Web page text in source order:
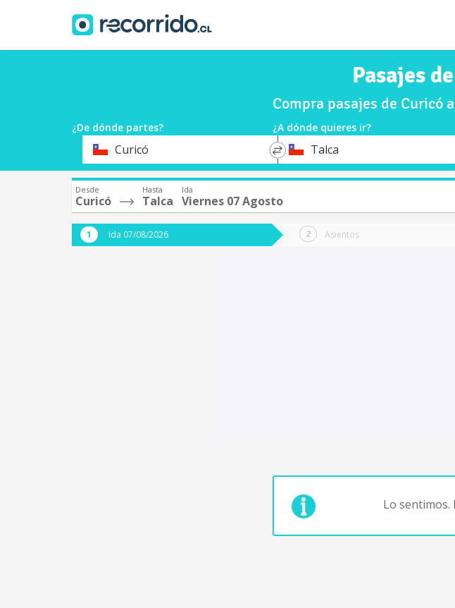
Pasajes
Compra pasajes de Curicó
¿De dónde partes? ¿A dónde quieres ir?
OrigenCuricó
*
DestinoTalca
Desde
Curicó
Hasta
Talca
Ida
Viernes 07 Agosto
Ida 07/08/2026 Asientos
Lo